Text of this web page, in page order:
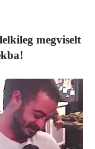
megviselt